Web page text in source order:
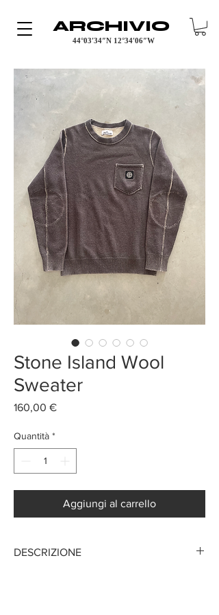
ARCHIVIO
44°03′34″N 12°34′06″W
Stone Island Wool
Sweater
160,00 €Prezzo
Quantità *
Aggiungi al carrello
DESCRIZIONE